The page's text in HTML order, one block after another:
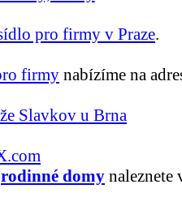
pro firmy v Praze.
firmy nabízíme na
Slavkov u Brna
rodinné domy naleznete